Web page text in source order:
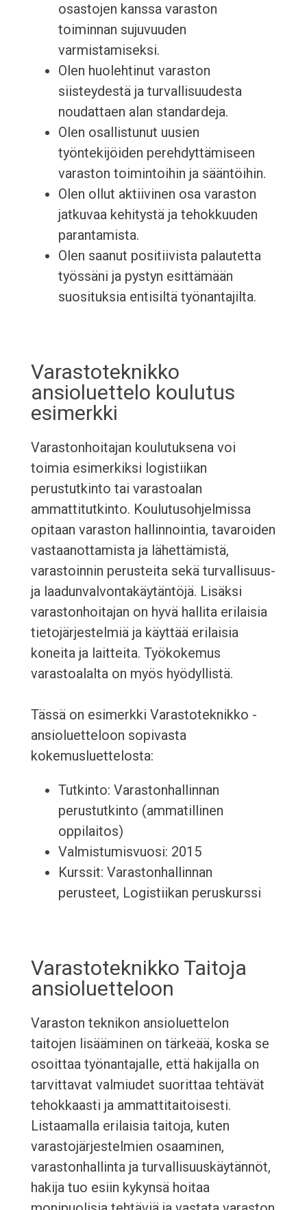
osastojen kanssa varaston
toiminnan sujuvuuden
varmistamiseksi.
Olen huolehtinut varaston
siisteydestä ja turvallisuudesta
noudattaen alan standardeja.
Olen osallistunut uusien
työntekijöiden perehdyttämiseen
varaston toimintoihin ja sääntöihin.
Olen ollut aktiivinen osa varaston
jatkuvaa kehitystä ja tehokkuuden
parantamista.
Olen saanut positiivista palautetta
työssäni ja pystyn esittämään
suosituksia entisiltä työnantajilta.
Varastoteknikko
ansioluettelo koulutus
esimerkki
Varastonhoitajan koulutuksena voi
toimia esimerkiksi logistiikan
perustutkinto tai varastoalan
ammattitutkinto. Koulutusohjelmissa
opitaan varaston hallinnointia, tavaroiden
vastaanottamista ja lähettämistä,
varastoinnin perusteita sekä turvallisuus-
ja laadunvalvontakäytäntöjä. Lisäksi
varastonhoitajan on hyvä hallita erilaisia
tietojärjestelmiä ja käyttää erilaisia
koneita ja laitteita. Työkokemus
varastoalalta on myös hyödyllistä.
Tässä on esimerkki Varastoteknikko -
ansioluetteloon sopivasta
kokemusluettelosta:
Tutkinto: Varastonhallinnan
perustutkinto (ammatillinen
oppilaitos)
Valmistumisvuosi: 2015
Kurssit: Varastonhallinnan
perusteet, Logistiikan peruskurssi
Varastoteknikko Taitoja
ansioluetteloon
Varaston teknikon ansioluettelon
taitojen lisääminen on tärkeää, koska se
osoittaa työnantajalle, että hakijalla on
tarvittavat valmiudet suorittaa tehtävät
tehokkaasti ja ammattitaitoisesti.
Listaamalla erilaisia taitoja, kuten
varastojärjestelmien osaaminen,
varastonhallinta ja turvallisuuskäytännöt,
hakija tuo esiin kykynsä hoitaa